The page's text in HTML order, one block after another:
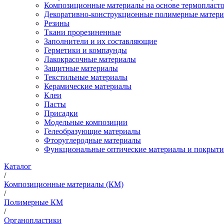
Композиционные материалы на основе
Декоративно-конструкционные полимерные
Резины
Ткани прорезиненные
Заполнители и их составляющие
Герметики и компаунды
Лакокрасочные материалы
Защитные материалы
Текстильные материалы
Керамические материалы
Клеи
Пасты
Присадки
Модельные композиции
Гелеобразующие материалы
Фторуглеродные материалы
Функциональные оптические материалы и
Каталог
/
Композиционные материалы (КМ)
/
Полимерные КМ
/
Органопластики